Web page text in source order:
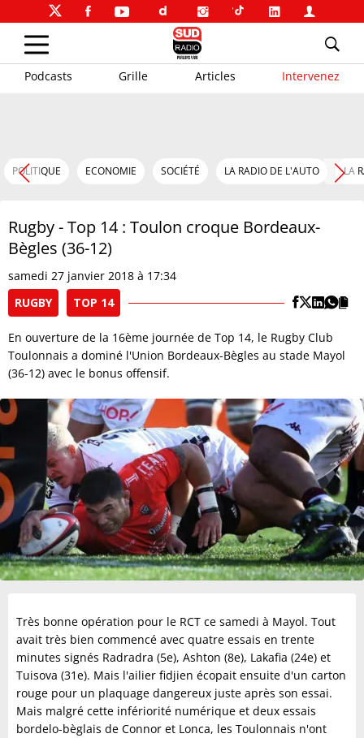
Podcasts Grille Articles Intervenez
POLITIQUE ECONOMIE SOCIÉTÉ LA RADIO DE L'AUTO LA
Rugby - Top 14 : Toulon croque Bordeaux-
Bègles (36-12)
samedi 27 janvier 2018 à 17:34
RUGBY
TOP 14
En ouverture de la 16ème journée de Top 14, le Rugby Club
Toulonnais a dominé l'Union Bordeaux-Bègles au stade Mayol
(36-12) avec le bonus offensif.
Très bonne opération pour le RCT ce samedi à Mayol. Tout
avait très bien commencé avec quatre essais en trente
minutes signés Radradra (5e), Ashton (8e), Lakafia (24e) et
Tuisova (31e). Mais l'ailier fidjien écopait ensuite d'un carton
rouge pour un plaquage dangereux juste après son essai.
Mais malgré cette infériorité numérique et deux essais
bordelo-bèglais de Connor et Lonca, les Toulonnais n'ont